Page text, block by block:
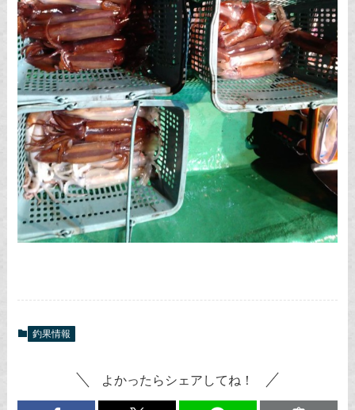
釣果情報
よかったらシェアしてね！